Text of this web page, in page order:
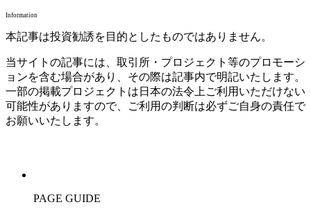
Information
本記事は投資勧誘を目的としたものではありません。
当サイトの記事には、取引所・プロジェクト等のプロモーシ
ョンを含む場合があり、その際は記事内で明記いたします。
一部の掲載プロジェクトは日本の法令上ご利用いただけない
可能性がありますので、ご利用の判断は必ずご自身の責任で
お願いいたします。
PAGE GUIDE